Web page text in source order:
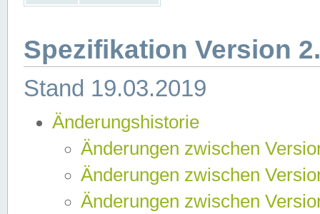
Spezifikation Version
Stand 19.03.2019
Änderungshistorie
Änderungen zwischen
Änderungen zwischen
Änderungen zwischen